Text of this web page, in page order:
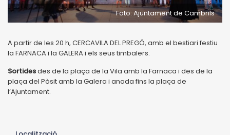
Foto: Ajuntament de Cambrils
A partir de les 20 h, CERCAVILA DEL PREGÓ, amb el bestiari festiu
la FARNACA i la GALERA i els seus timbalers.
Sortidesdes de la plaça de la Vila amb la Farnaca i des de la
plaça del Pòsit amb la Galera i anada fins la plaça de
l’Ajuntament.